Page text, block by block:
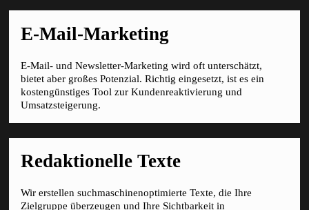
E-Mail-Marketing
E-Mail- und Newsletter-Marketing wird oft unterschätzt,
bietet aber großes Potenzial. Richtig eingesetzt, ist es ein
kostengünstiges Tool zur Kundenreaktivierung und
Umsatzsteigerung.
Redaktionelle Texte
Wir erstellen suchmaschinenoptimierte Texte, die Ihre
Zielgruppe überzeugen und Ihre Sichtbarkeit in